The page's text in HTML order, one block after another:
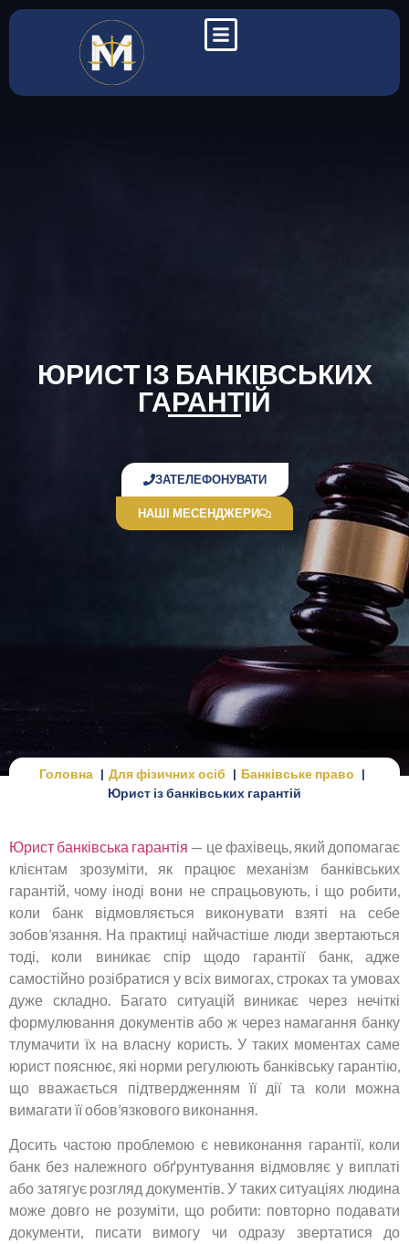
ЮРИСТ ІЗ БАНКІВСЬКИХ
ГАРАНТІЙ
ЗАТЕЛЕФОНУВАТИ
НАШІ МЕСЕНДЖЕРИ
Головна Для фізичних осіб
Банківське право
Юрист із банківських гарантій
Юрист банківська гарантія — це фахівець, який допомагає
клієнтам зрозуміти, як працює механізм банківських
гарантій, чому іноді вони не спрацьовують, і що робити,
коли банк відмовляється виконувати взяті на себе
зобов’язання. На практиці найчастіше люди звертаються
тоді, коли виникає спір щодо гарантії банк, адже
самостійно розібратися у всіх вимогах, строках та умовах
дуже складно. Багато ситуацій виникає через нечіткі
формулювання документів або ж через намагання банку
тлумачити їх на власну користь. У таких моментах саме
юрист пояснює, які норми регулюють банківську гарантію,
що вважається підтвердженням її дії та коли можна
вимагати її обов’язкового виконання.
Досить частою проблемою є невиконання гарантії, коли
банк без належного обґрунтування відмовляє у виплаті
або затягує розгляд документів. У таких ситуаціях людина
може довго не розуміти, що робити: повторно подавати
документи, писати вимогу чи одразу звертатися до